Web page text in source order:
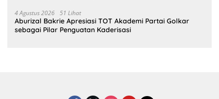
4 Agustus 2026 51 Lihat
Aburizal Bakrie Apresiasi TOT Akademi Partai Golkar
sebagai Pilar Penguatan Kaderisasi